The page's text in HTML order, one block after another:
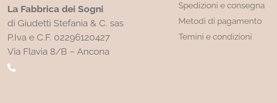
La Fabbrica dei Sogni
di Giudetti Stefania & C. sas
P.Iva e C.F. 02296120427
Via Flavia 8/B – Ancona
Spedizioni e consegna
Metodi di pagamento
Temini e condizioni